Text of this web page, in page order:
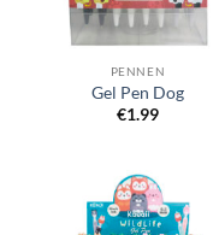
PENNEN
Gel Pen Dog
€1.99